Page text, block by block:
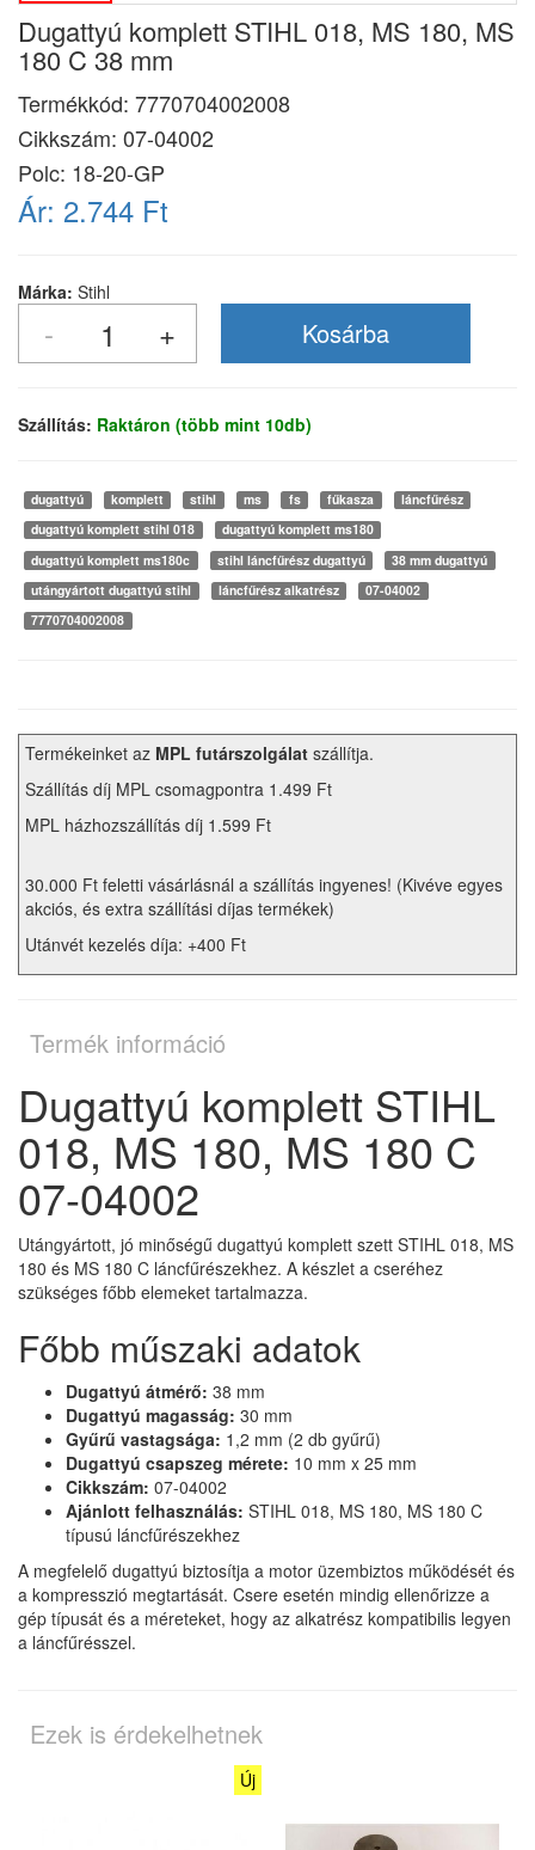
Dugattyú komplett STIHL 018, MS 180, MS
180 C 38 mm
Termékkód: 7770704002008
Cikkszám: 07-04002
Polc: 18-20-GP
Ár: 2.744 Ft
Márka: Stihl
Szállítás: Raktáron (több mint 10db)
dugattyú komplett stihl ms fs fűkasza
láncfűrész
dugattyú komplett stihl 018
dugattyú komplett ms180
dugattyú komplett ms180c
stihl láncfűrész dugattyú
38 mm dugattyú
utángyártott dugattyú stihl
láncfűrész alkatrész
07-04002
7770704002008
Termékeinket az MPL futárszolgálat szállítja.
Szállítás díj MPL csomagpontra 1.499 Ft
MPL házhozszállítás díj 1.599 Ft
30.000 Ft feletti vásárlásnál a szállítás ingyenes! (Kivéve egyes
akciós, és extra szállítási díjas termékek)
Utánvét kezelés díja: +400 Ft
Termék információ
Dugattyú komplett STIHL
018, MS 180, MS 180 C
07-04002
Utángyártott, jó minőségű dugattyú komplett szett STIHL 018, MS
180 és MS 180 C láncfűrészekhez. A készlet a cseréhez
szükséges főbb elemeket tartalmazza.
Főbb műszaki adatok
Dugattyú átmérő: 38 mm
Dugattyú magasság: 30 mm
Gyűrű vastagsága: 1,2 mm (2 db gyűrű)
Dugattyú csapszeg mérete: 10 mm x 25 mm
Cikkszám: 07-04002
Ajánlott felhasználás: STIHL 018, MS 180, MS 180 C
típusú láncfűrészekhez
A megfelelő dugattyú biztosítja a motor üzembiztos működését és
a kompresszió megtartását. Csere esetén mindig ellenőrizze a
gép típusát és a méreteket, hogy az alkatrész kompatibilis legyen
a láncfűrésszel.
Ezek is érdekelhetnek
Új